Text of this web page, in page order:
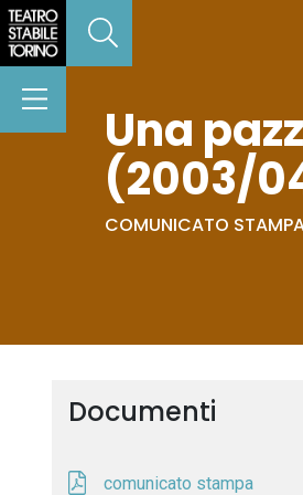
Una
(2003/
COMUNICATO
Documenti
comunicato stampa